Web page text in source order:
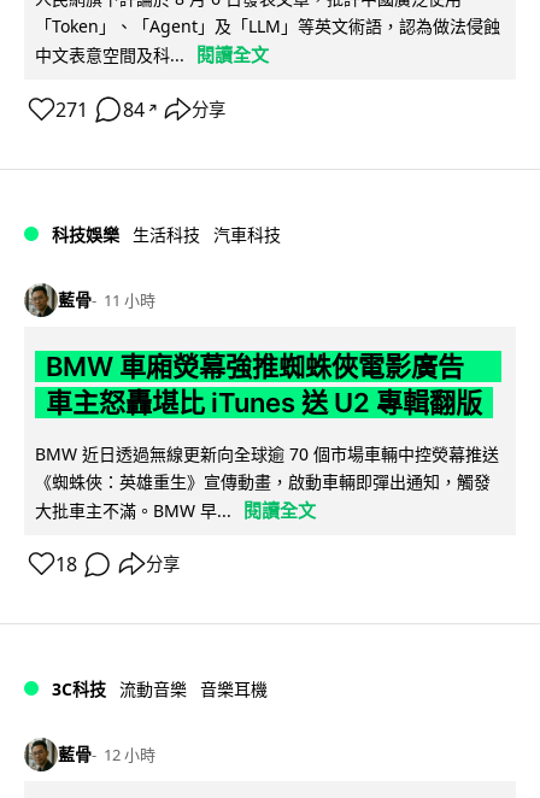
「Token」、「Agent」及「LLM」等英文術語，認為做法侵蝕
中文表意空間及科...
閱讀全文
271 84 ↗ 分享
科技娛樂 生活科技 汽車科技
藍骨 11 小時
BMW 車廂熒幕強推蜘蛛俠電影廣告
車主怒轟堪比 iTunes 送 U2 專輯翻版
BMW 近日透過無線更新向全球逾 70 個市場車輛中控熒幕推送
《蜘蛛俠：英雄重生》宣傳動畫，啟動車輛即彈出通知，觸發
大批車主不滿。BMW 早...
閱讀全文
18 分享
3C科技 流動音樂 音樂耳機
藍骨 12 小時